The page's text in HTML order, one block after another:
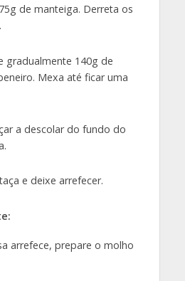
de manteiga. Derreta os
gradualmente 140g de
Mexa até ficar uma
a descolar do fundo do
e deixe arrefecer.
arrefece, prepare o molho